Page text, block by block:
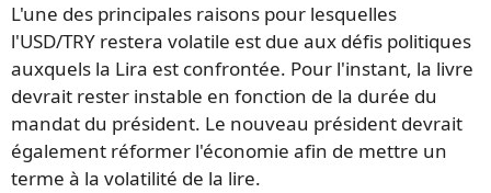
L'une des principales raisons pour lesquelles
l'USD/TRY restera volatile est due aux défis politiques
auxquels la Lira est confrontée. Pour l'instant, la livre
devrait rester instable en fonction de la durée du
mandat du président. Le nouveau président devrait
également réformer l'économie afin de mettre un
terme à la volatilité de la lire.